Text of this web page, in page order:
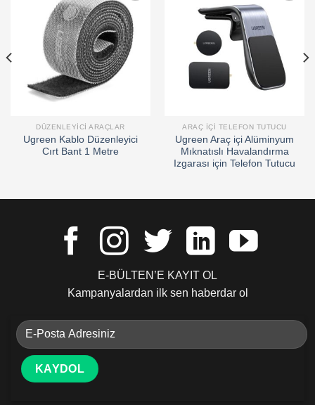
Add to
wishlist
DÜZENLEYICI ARAÇLAR
Ugreen Kablo Düzenleyici
Cırt Bant 1 Metre
wishlist
ARAÇ IÇI TELEFON TUTUCU
Ugreen Araç içi Alüminyum
Mıknatıslı Havalandırma
Izgarası için Telefon Tutucu
E-BÜLTEN’E KAYIT OL
Kampanyalardan ilk sen haberdar ol